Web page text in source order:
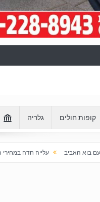
קופות חולים גלריה
עלייה חדה במחירי הדירות בכרמי גת: מעל 100% בעשור